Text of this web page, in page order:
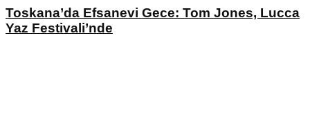
Toskana’da Efsanevi Gece: Tom Jones, Lucca
Yaz Festivali’nde